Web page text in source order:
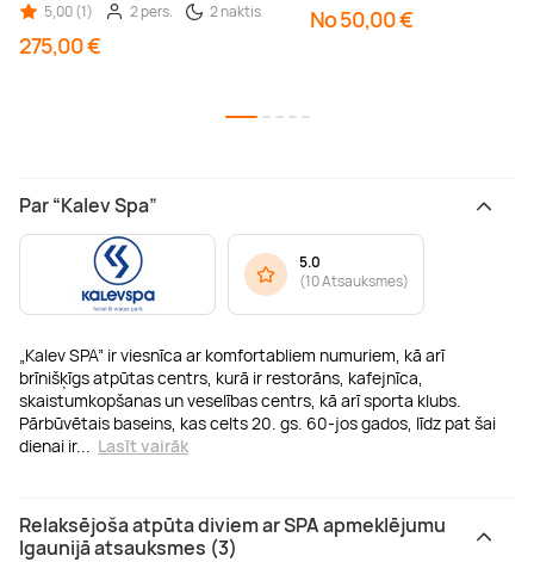
5,00 (1)
2 pers. 2 naktis
275,00 €
No 50,00 €
Par “Kalev Spa”
„Kalev SPA” ir viesnīca ar komfortabliem numuriem, kā arī
brīnišķīgs atpūtas centrs, kurā ir restorāns, kafejnīca,
skaistumkopšanas un veselības centrs, kā arī sporta klubs.
Pārbūvētais baseins, kas celts 20. gs. 60-jos gados, līdz pat šai
dienai ir... Lasīt vairāk
5.0
(10 Atsauksmes)
Relaksējoša atpūta diviem ar SPA apmeklējumu
Igaunijā atsauksmes (3)